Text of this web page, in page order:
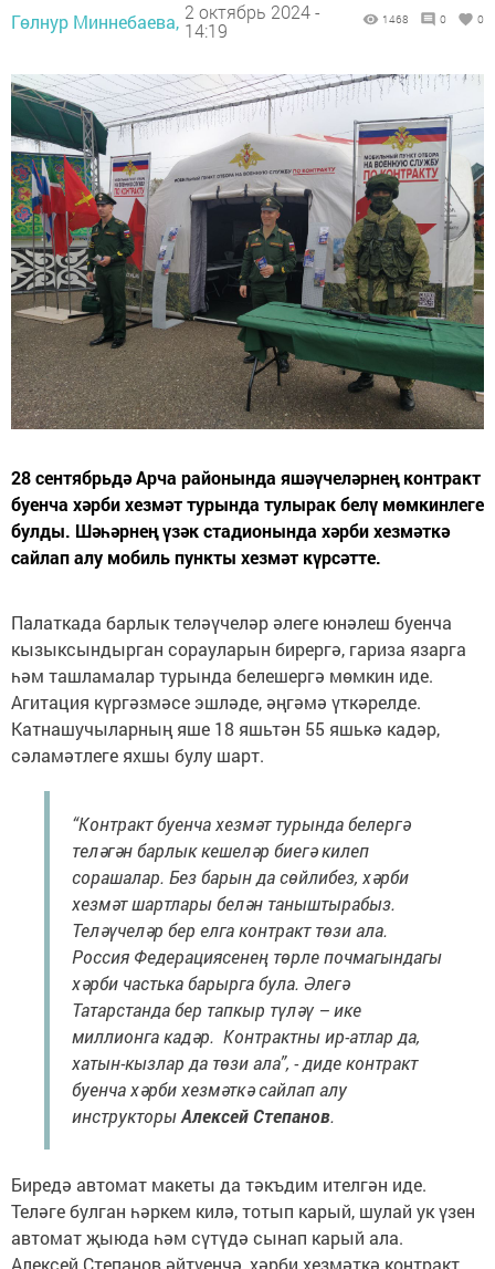
Гөлнур Миннебаева, 2 октябрь 2024 -
14:19
1468 0 0
28 сентябрьдә Арча районында яшәүчеләрнең контракт
буенча хәрби хезмәт турында тулырак белү мөмкинлеге
булды. Шәһәрнең үзәк стадионында хәрби хезмәткә
сайлап алу мобиль пункты хезмәт күрсәтте.
Палаткада барлык теләүчеләр әлеге юнәлеш буенча
кызыксындырган сорауларын бирергә, гариза язарга
һәм ташламалар турында белешергә мөмкин иде.
Агитация күргәзмәсе эшләде, әңгәмә үткәрелде.
Катнашучыларның яше 18 яшьтән 55 яшькә кадәр,
сәламәтлеге яхшы булу шарт.
“Контракт буенча хезмәт турында белергә
теләгән барлык кешеләр биегә килеп
сорашалар. Без барын да сөйлибез, хәрби
хезмәт шартлары белән таныштырабыз.
Теләүчеләр бер елга контракт төзи ала.
Россия Федерациясенең төрле почмагындагы
хәрби частька барырга була. Әлегә
Татарстанда бер тапкыр түләү – ике
миллионга кадәр. Контрактны ир-атлар да,
хатын-кызлар да төзи ала”, - диде контракт
буенча хәрби хезмәткә сайлап алу
инструкторыАлексей Степанов.
Биредә автомат макеты да тәкъдим ителгән иде.
Теләге булган һәркем килә, тотып карый, шулай ук үзен
автомат җыюда һәм сүтүдә сынап карый ала.
Алексей Степанов әйтүенчә, хәрби хезмәткә контракт